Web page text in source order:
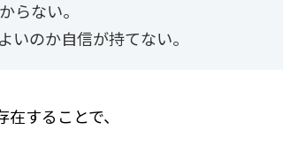
らない。
いのか自信が持てない。
することで、